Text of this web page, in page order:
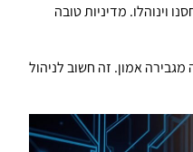
וינוהלו. מדיניות טובה
אמון. זה חשוב לניהול